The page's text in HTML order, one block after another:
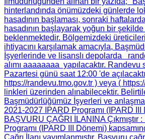
hinterlandında önümüzdeki günlerde
hasadının başlaması, sonraki
hasadının başlayarak yoğun bir
beklenmektedir. Bölgemizdeki
ihtiyacını karşılamak amacıyla,
İşyerlerinde ve lisanslı depolarda
alımı aaaaaaaa yapılacaktır.
Pazartesi günü saat 12:00 'de
https://randevu.tmo.gov.tr ) veya (
linkleri üzerinden alınabilecektir.
Başmüdürlüğümüz İşyerleri ve
2021-2027 IPARD Programı (IPARD III
BAŞVURU ÇAĞRI İLANINA Çıkmıştır :
Programı (IPARD III Dönemi)
Çağrı İlanı yayımlanmıştır. Başvuru